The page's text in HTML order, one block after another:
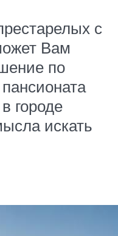
с
Вам
по
городе
искать